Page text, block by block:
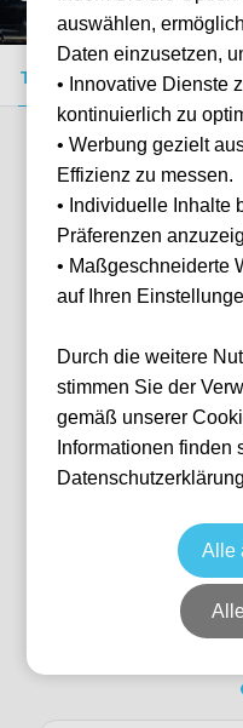
Tickets kaufen Event-Info
Verfügbare
Sitzplatz Oberrang
10
Frankreich
auswählen,
Daten einzusetzen,
• Innovative Dienste
kontinuierlich zu
• Werbung gezielt
Effizienz zu messen.
• Individuelle Inhalte
Präferenzen
• Maßgeschneiderte
auf Ihren
Durch die weitere
stimmen Sie der
gemäß unserer
Informationen finden
Datenschutzerklärung
Alle